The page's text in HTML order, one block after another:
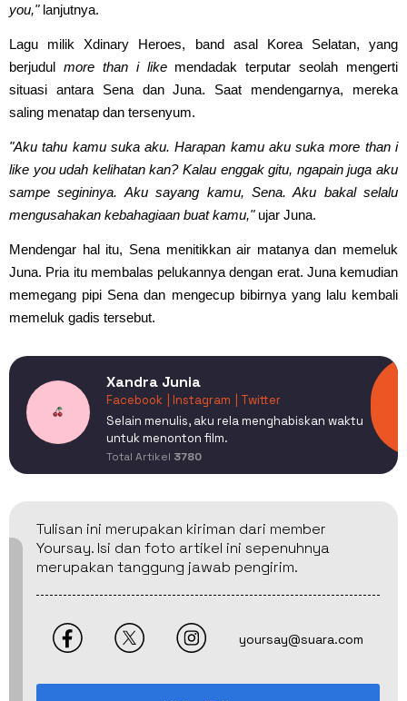
you,"lanjutnya.
Lagu milik Xdinary Heroes, band asal Korea Selatan, yang
berjudul more than i likemendadak terputar seolah mengerti
situasi antara Sena dan Juna. Saat mendengarnya, mereka
saling menatap dan tersenyum.
"Aku tahu kamu suka aku. Harapan kamu aku suka more than i
like you udah kelihatan kan? Kalau enggak gitu, ngapain juga aku
sampe segininya. Aku sayang kamu, Sena. Aku bakal selalu
mengusahakan kebahagiaan buat kamu,"ujar Juna.
Mendengar hal itu, Sena menitikkan air matanya dan memeluk
Juna. Pria itu membalas pelukannya dengan erat. Juna kemudian
memegang pipi Sena dan mengecup bibirnya yang lalu kembali
memeluk gadis tersebut.
Xandra Junia
Facebook | Instagram
| Twitter
Selain menulis, aku rela menghabiskan waktu
untuk menonton film.
Total Artikel 3780
Tulisan ini merupakan kiriman dari member
Yoursay. Isi dan foto artikel ini sepenuhnya
merupakan tanggung jawab pengirim.
yoursay@suara.com